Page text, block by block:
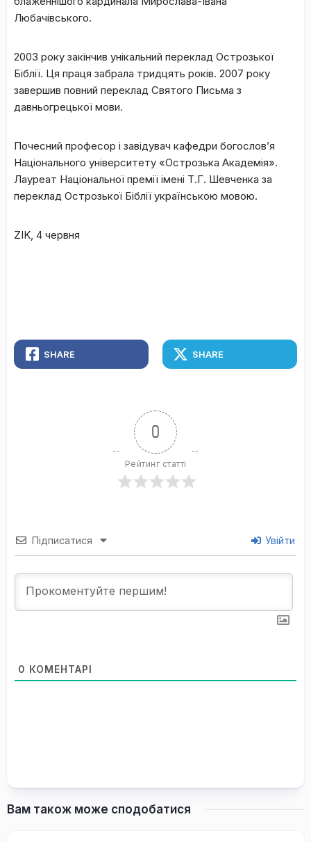
Любачівського.
2003 року закінчив унікальний переклад Острозької
Біблії. Ця праця забрала тридцять років. 2007 року
завершив повний переклад Святого Письма з
давньогрецької мови.
Почесний професор і завідувач кафедри богослов’я
Національного університету «Острозька Академія».
Лауреат Національної премії імені Т.Г. Шевченка за
переклад Острозької Біблії українською мовою.
ZIK, 4 червня
SHARE SHARE
0
Рейтинг статті
Підписатися Увійти
0 КОМЕНТАРІ
Вам також може сподобатися